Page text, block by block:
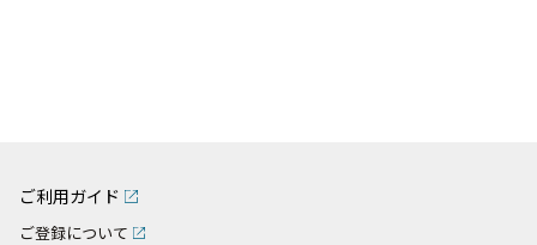
ご利用ガイド
ご登録について